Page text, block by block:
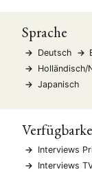
Sprache
Deutsch
Holländisch/
Japanisch
Interviews
Interviews